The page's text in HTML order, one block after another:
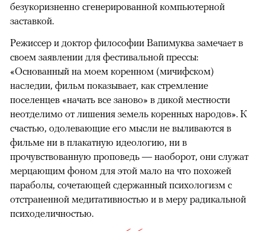
безукоризненно сгенерированной компьютерной
заставкой.
Режиссер и доктор философии Вапимуква замечает в
своем заявлении для фестивальной прессы:
«Основанный на моем коренном (мичифском)
наследии, фильм показывает, как стремление
поселенцев «начать все заново» в дикой местности
неотделимо от лишения земель коренных народов». К
счастью, одолевающие его мысли не выливаются в
фильме ни в плакатную идеологию, ни в
прочувствованную проповедь — наоборот, они служат
мерцающим фоном для этой мало на что похожей
параболы, сочетающей сдержанный психологизм с
отстраненной медитативностью и в меру радикальной
психоделичностью.